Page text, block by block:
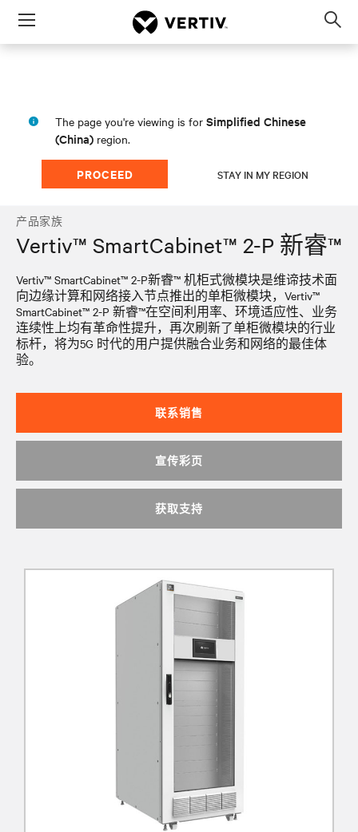
Menu
The page you're viewing is for Simplified Chinese
(China) region.
PROCEED STAY IN MY REGION
产品家族
Vertiv™ SmartCabinet™ 2-P 新睿™
Vertiv™ SmartCabinet™ 2-P新睿™ 机柜式微模块是维谛技术面
向边缘计算和网络接入节点推出的单柜微模块，Vertiv™
SmartCabinet™ 2-P 新睿™在空间利用率、环境适应性、业务
连续性上均有革命性提升，再次刷新了单柜微模块的行业
标杆，将为5G 时代的用户提供融合业务和网络的最佳体
验。
联系销售
宣传彩页
获取支持